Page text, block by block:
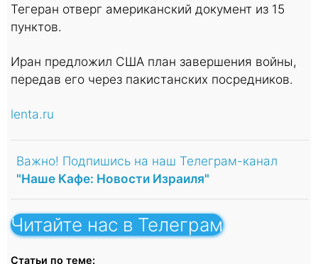
Тегеран отверг американский документ из 15
пунктов.
Иран предложил США план завершения войны,
передав его через пакистанских посредников.
lenta.ru
Важно! Подпишись на наш Телеграм-канал
"Наше Кафе: Новости Израиля"
Читайте нас в Телеграм
Статьи по теме: